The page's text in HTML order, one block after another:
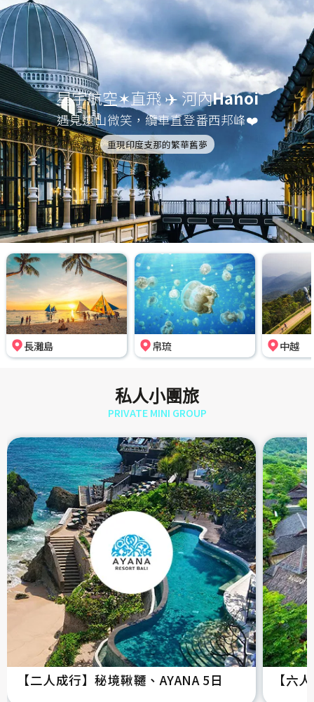
星宇航空✶直飛 ✈️ 河內Hanoi
遇見遠山微笑，纜車直登番西邦峰❤️
重現印度支那的繁華舊夢
長灘島 帛琉 中越
私人小團旅
PRIVATE MINI GROUP
【二人成行】秘境鞦韆、AYANA 5日 【六